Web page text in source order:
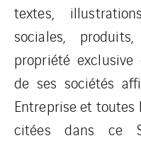
textes,
sociales,
propriété
de ses sociétés
Entreprise et
citées dans ce